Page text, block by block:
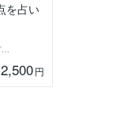
を占い
占い師★海の緑（うみのみどり）
2,500円